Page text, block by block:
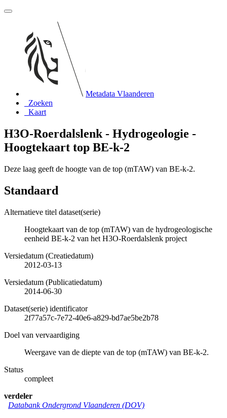
Metadata Vlaanderen
Zoeken
Kaart
H3O-Roerdalslenk - Hydrogeologie -
Hoogtekaart top BE-k-2
Deze laag geeft de hoogte van de top (mTAW) van BE-k-2.
Standaard
Alternatieve titel dataset(serie)
Hoogtekaart van de top (mTAW) van de hydrogeologische
eenheid BE-k-2 van het H3O-Roerdalslenk project
Versiedatum (Creatiedatum)
2012-03-13
Versiedatum (Publicatiedatum)
2014-06-30
Dataset(serie) identificator
2f77a57c-7e72-40e6-a829-bd7ae5be2b78
Doel van vervaardiging
Weergave van de diepte van de top (mTAW) van BE-k-2.
Status
compleet
verdeler
Databank Ondergrond Vlaanderen (DOV)